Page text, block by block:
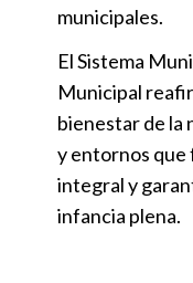
municipales.
El Sistema
Municipal
bienestar de la
y entornos que
integral y
infancia plena.